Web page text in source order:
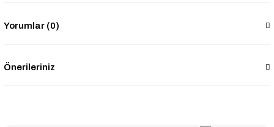
Yorumlar (0)
Önerileriniz